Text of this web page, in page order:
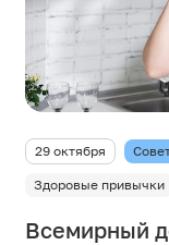
29 октября
Здоровые привычки
Всемирный